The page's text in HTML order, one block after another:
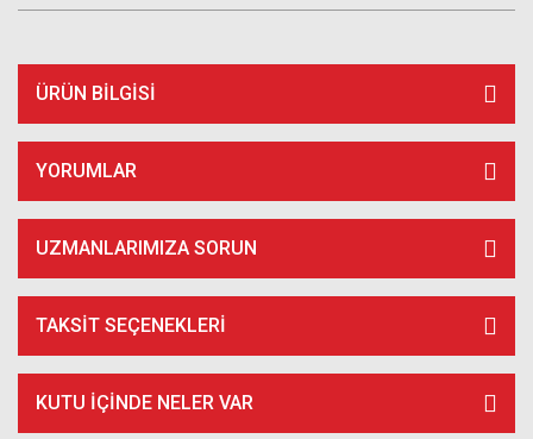
ÜRÜN BILGISI
YORUMLAR
UZMANLARIMIZA SORUN
TAKSIT SEÇENEKLERI
KUTU İÇİNDE NELER VAR